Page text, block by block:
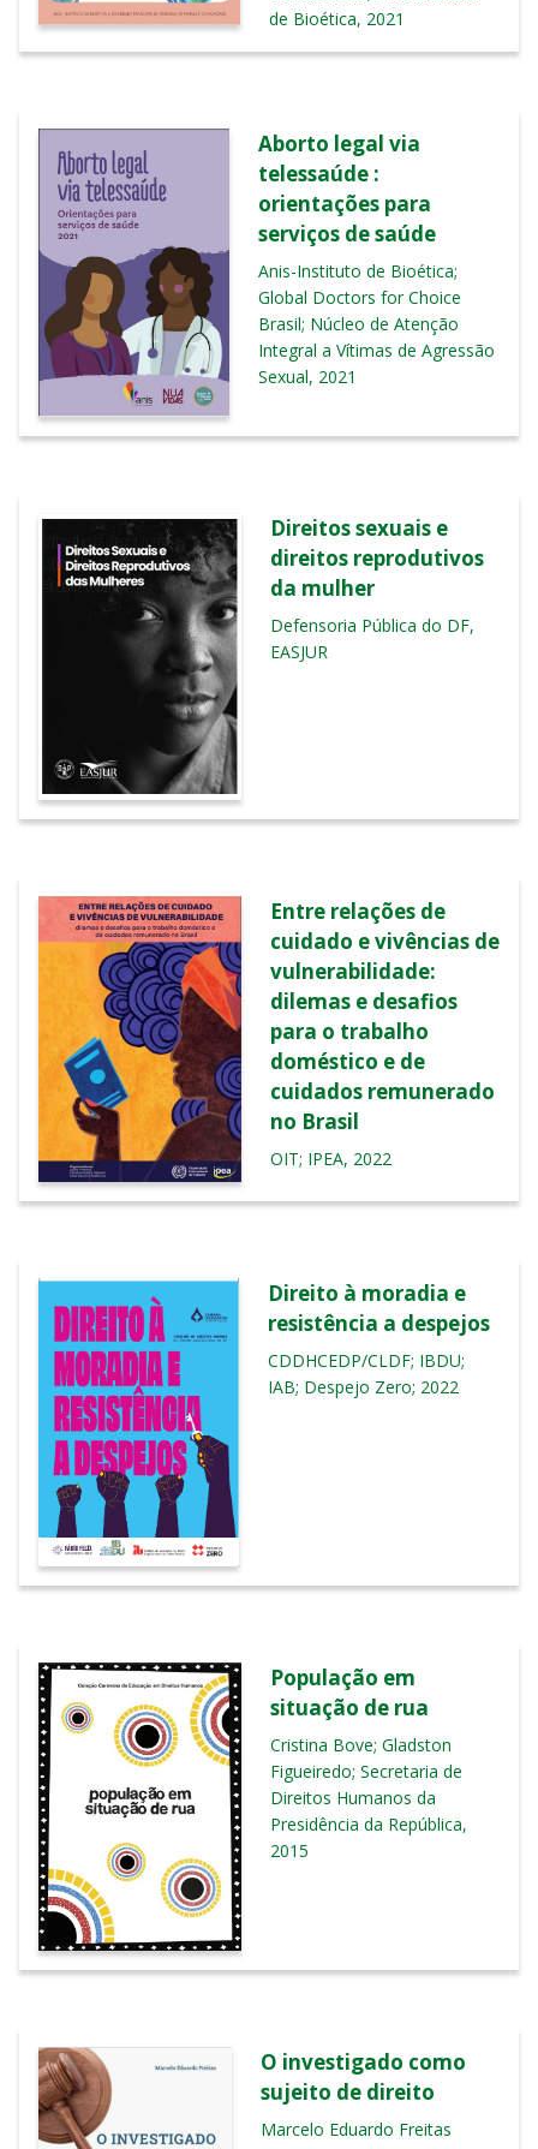
de Bioética, 2021
Aborto legal via
telessaúde :
orientações para
serviços de saúde
Anis-Instituto de Bioética;
Global Doctors for Choice
Brasil; Núcleo de Atenção
Integral a Vítimas de Agressão
Sexual, 2021
Direitos sexuais e
direitos reprodutivos
da mulher
Defensoria Pública do DF,
EASJUR
Entre relações de
cuidado e vivências de
vulnerabilidade:
dilemas e desafios
para o trabalho
doméstico e de
cuidados remunerado
no Brasil
OIT; IPEA, 2022
Direito à moradia e
resistência a despejos
CDDHCEDP/CLDF; IBDU;
IAB; Despejo Zero; 2022
População em
situação de rua
Cristina Bove; Gladston
Figueiredo; Secretaria de
Direitos Humanos da
Presidência da República,
2015
O investigado como
sujeito de direito
Marcelo Eduardo Freitas